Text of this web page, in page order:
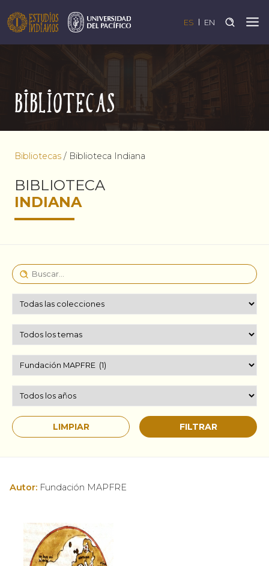
ES EN
Bibliotecas
Bibliotecas / Biblioteca Indiana
BIBLIOTECA
INDIANA
Autor: Fundación MAPFRE